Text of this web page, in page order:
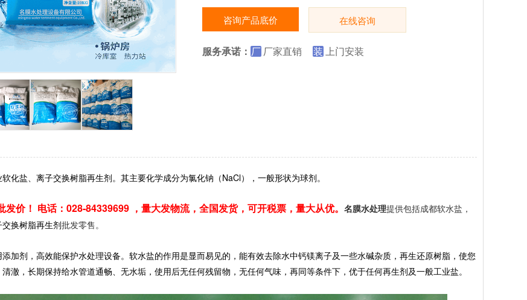
咨询产品底价 在线咨询
服务承诺： 厂 厂家直销 装 上门安装
化盐、离子交换树脂再生剂。其主要化学成分为氯化钠（NaCl），一般形状为球剂。
发价！ 电话：028-84339699 ，量大发物流，全国发货，可开税票，量大从优。 名膜水处理提供包括成都软水盐，
交换树脂再生剂批发零售。
加剂，高效能保护水处理设备。软水盐的作用是显而易见的，能有效去除水中钙镁离子及一些水碱杂质，再生还原树脂，使您
澈，长期保持给水管道通畅、无水垢，使用后无任何残留物，无任何气味，再同等条件下，优于任何再生剂及一般工业盐。